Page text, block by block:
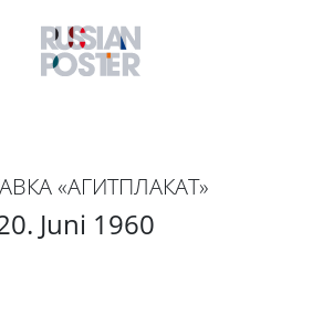
«АГИТПЛАКАТ»
Juni 1960